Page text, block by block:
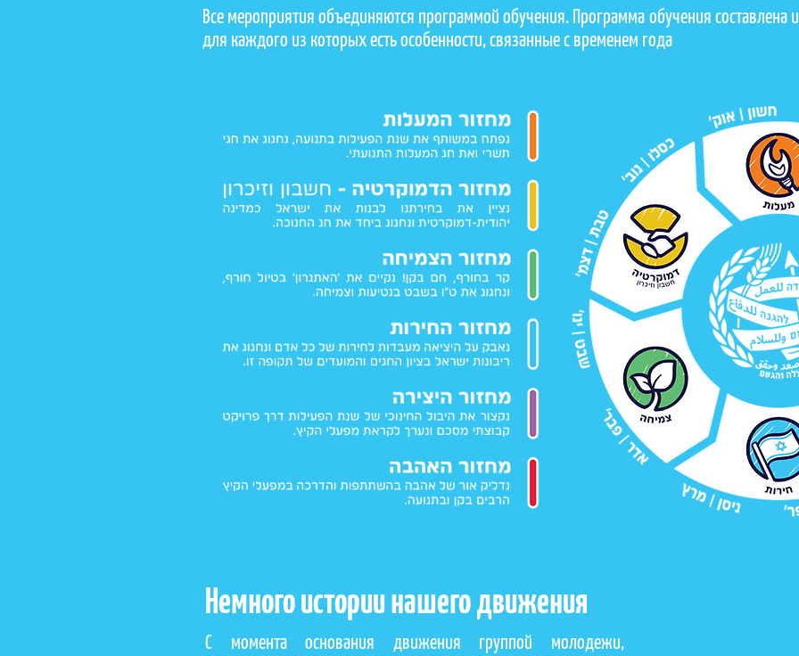
Все мероприятия объединяются программой обучения. Программа обучения составлена
для каждого из которых есть особенности, связанные с временем года
Немного истории нашего движения
С момента основания движения группой молодежи,